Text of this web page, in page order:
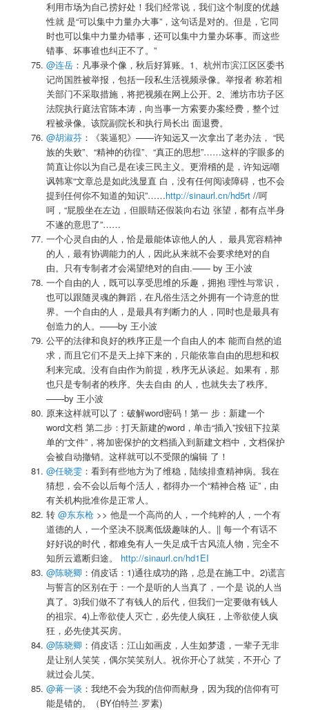
利用市场为自己捞好处！我们经常说，我们这个制度的优越
性就 是“可以集中力量办大事”，这句话是对的。但是，它同
时也可以集中力量办错事，还可以集中力量办坏事。而这些
错事、坏事谁也纠正不了。”
@连岳：凡事录个像，秋后好算账。1、杭州市滨江区区委书
记尚国胜被举报，包括一段私生活视频录像。举报者 称若相
关部门不采取措施，将把视频在网上公开。2、潍坊市坊子区
法院执行庭法官陈本涛，向当事一方索要办案经费，整个过
程被录像。该院副院长和执行局长出 面退费。
@胡淑芬：《装逼犯》——许知远又一次拿出了老办法， “民
族的失败”、“精神的彷徨”、“真正的思想”……这样的字眼多的
简直让你以为自己是在读三民主义。更滑稽的是，许知远嘲
讽韩寒“文章总是如此浅显直 白，没有任何阅读障碍，也不会
提到任何你不知道的知识”……http://sinaurl.cn/hd5rt //呵
呵，“屁股坐在左边，但眼睛还假装向右边 张望，都有点半身
不遂的意思了”……
一个心灵自由的人，恰是最能体谅他人的人， 最具宽容精神
的人，最有协调能力的人，因此从来就不会要求绝对的自
由。只有专制者才会渴望绝对的自由.—— by 王小波
一个自由的人，既可以享受思维的乐趣，拥抱 理性与常识，
也可以跟随灵魂的舞蹈，在凡俗生活之外拥有一个诗意的世
界。一个自由的人，是最具有判断力的人，同时也是最具有
创造力的人。——by 王小波
公平的法律和良好的秩序正是一个自由人的本 能而自然的追
求，而且它们不是天上掉下来的，只能依靠自由的思想和权
利来完成。没有自由作为前提，秩序无从谈起。如果有，那
也只是专制者的秩序。失去自由 的人，也就失去了秩序。
——by 王小波
原来这样就可以了：破解word密码！第一 步：新建一个
word文档 第二步：打天新建的word，单击“插入”按钮下拉菜
单的“文件”，将加密保护的文档插入到新建文档中，文档保护
会被自动撤销。这样就可以不受限的编辑 了！
@任晓雯：看到有些地方为了维稳，陆续排查精神病。我在
猜想，会不会以后每个活人，都得办一个“精神合格 证”，由
有关机构批准你是正常人。
转 @东东枪>> 他是一个高尚的人，一个纯粹的人，一个有
道德的人，一个坚决不脱离低级趣味的人。|| 每一个有话不
好好说的时代，都难免有人一失足成千古风流人物，完全不
知所云遮断归途。 http://sinaurl.cn/hd1EI
@陈晓卿 ：俏皮话：1)通往成功的路，总是在施工中。2)谎言
与誓言的区别在于：一个是听的人当真了，一个是 说的人当
真了。3)我们做不了有钱人的后代，但我们一定要做有钱人
的祖宗。4)上帝欲使人灭亡，必先使人疯狂，上帝欲使人疯
狂，必先使其买房。
@陈晓卿 ：俏皮话：江山如画皮，人生如梦遗，一辈子无非
是让别人笑笑，偶尔笑笑别人。祝你开心了就笑，不开心 了
就过会儿笑。
@蒋一谈 ：我绝不会为我的信仰而献身，因为我的信仰有可
能是错的。（BY伯特兰·罗素)